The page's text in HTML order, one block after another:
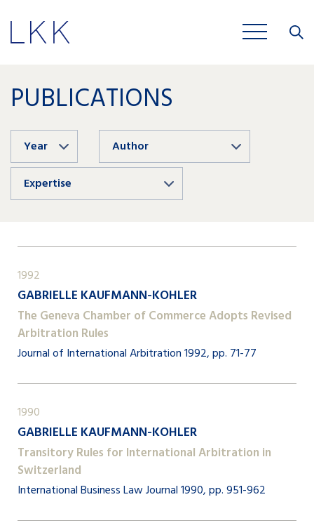
PUBLICATIONS
Year Author
Expertise
1992
GABRIELLE KAUFMANN-KOHLER
The Geneva Chamber of Commerce Adopts Revised
Arbitration Rules
Journal of International Arbitration 1992, pp. 71-77
1990
GABRIELLE KAUFMANN-KOHLER
Transitory Rules for International Arbitration in
Switzerland
International Business Law Journal 1990, pp. 951-962